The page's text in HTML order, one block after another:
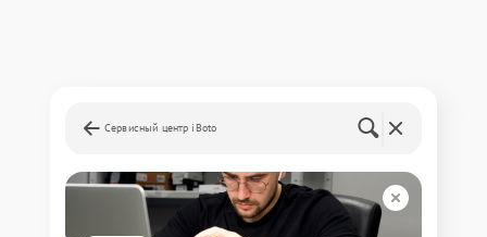
Сервисный центр iBoto